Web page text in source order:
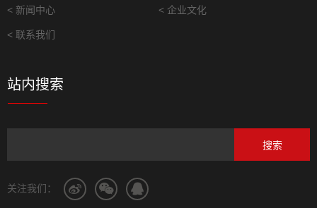
< 新闻中心 < 企业文化
< 联系我们
站内搜索
关注我们：